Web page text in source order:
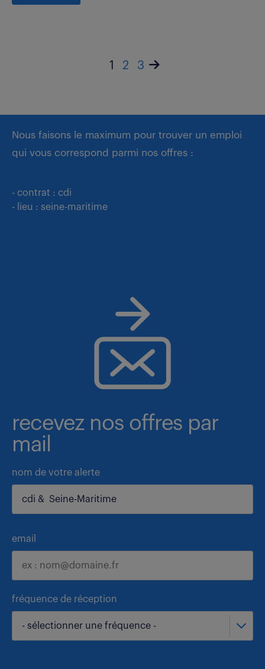
1 2 3
Nous faisons le maximum pour trouver un emploi
qui vous correspond parmi nos offres :
- contrat : cdi
- lieu : seine-maritime
recevez nos offres par
mail
nom de votre alerte
email
fréquence de réception
- sélectionner une fréquence -